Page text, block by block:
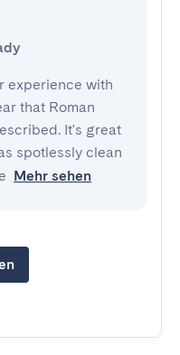
experience with
that Roman
It's great
spotlessly clean
Mehr sehen